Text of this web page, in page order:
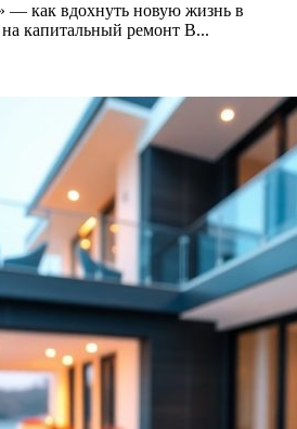
— как вдохнуть новую жизнь в
на капитальный ремонт В...